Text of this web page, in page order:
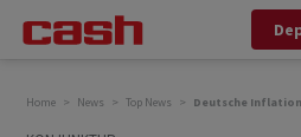
Home News Top News Deutsche